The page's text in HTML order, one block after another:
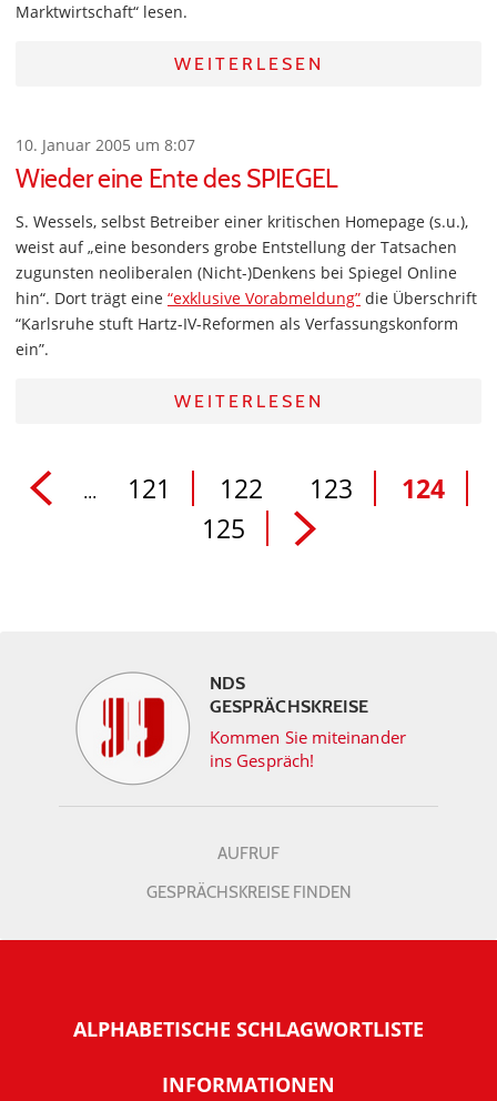
Marktwirtschaft“ lesen.
WEITERLESEN
10. Januar 2005 um 8:07
Wieder eine Ente des SPIEGEL
S. Wessels, selbst Betreiber einer kritischen Homepage (s.u.),
weist auf „eine besonders grobe Entstellung der Tatsachen
zugunsten neoliberalen (Nicht-)Denkens bei Spiegel Online
hin“. Dort trägt eine “exklusive Vorabmeldung” die Überschrift
“Karlsruhe stuft Hartz-IV-Reformen als Verfassungskonform
ein”.
WEITERLESEN
... 121 122 123
124
125
NDS
GESPRÄCHSKREISE
Kommen Sie miteinander
ins Gespräch!
AUFRUF
GESPRÄCHSKREISE FINDEN
ALPHABETISCHE SCHLAGWORTLISTE
INFORMATIONEN